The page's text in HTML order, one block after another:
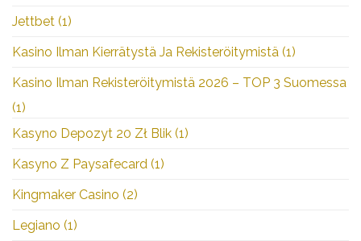
Jettbet (1)
Kasino Ilman Kierrätystä Ja Rekisteröitymistä (1)
Kasino Ilman Rekisteröitymistä 2026 – TOP 3 Suomessa
(1)
Kasyno Depozyt 20 Zł Blik (1)
Kasyno Z Paysafecard (1)
Kingmaker Casino (2)
Legiano (1)